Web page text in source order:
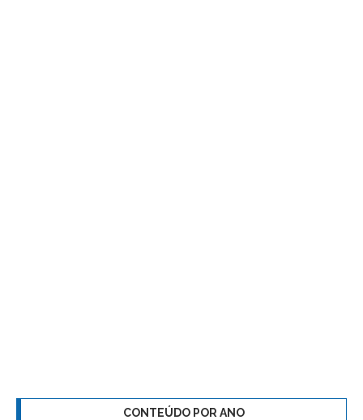
CONTEÚDO POR ANO